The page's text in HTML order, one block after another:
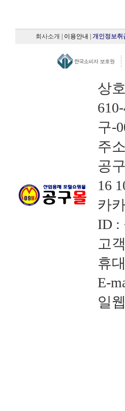
회사소개 이용안내 개인정보취
상
구-
주
공
16
카
ID :
고
휴
E-
일